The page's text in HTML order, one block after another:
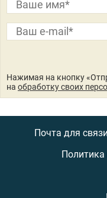
Нажимая на кнопку
на обработку своих
Почта для